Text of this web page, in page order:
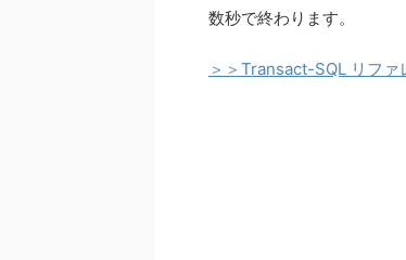
数秒で終わります。
＞＞Transact-SQL リフ